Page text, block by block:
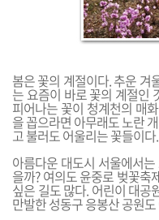
봄은 꽃의 계절이다. 추운 겨
는 요즘이 바로 꽃의 계절인
피어나는 꽃이 청계천의 매
을 꼽으라면 아무래도 노란
고 불러도 어울리는 꽃들이다.
아름다운 대도시 서울에서
을까? 여의도 윤중로 벚꽃축
싶은 길도 많다. 어린이 대공
만발한 성동구 응봉산 공원